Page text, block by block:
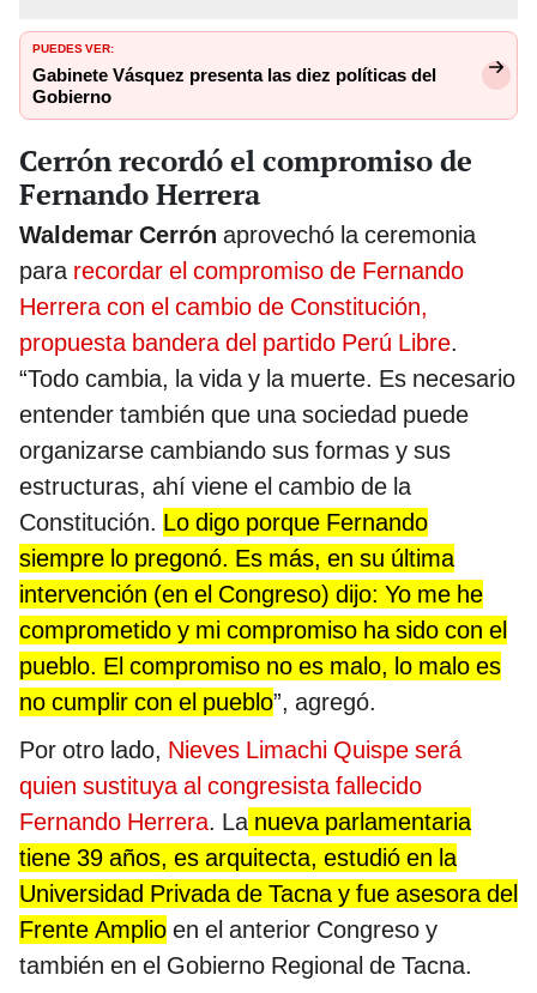
PUEDES VER:
Gabinete Vásquez presenta las diez políticas del
Gobierno
Cerrón recordó el compromiso de
Fernando Herrera
Waldemar Cerrón aprovechó la ceremonia
para recordar el compromiso de Fernando
Herrera con el cambio de Constitución,
propuesta bandera del partido Perú Libre.
“Todo cambia, la vida y la muerte. Es necesario
entender también que una sociedad puede
organizarse cambiando sus formas y sus
estructuras, ahí viene el cambio de la
Constitución. Lo digo porque Fernando
siempre lo pregonó. Es más, en su última
intervención (en el Congreso) dijo: Yo me he
comprometido y mi compromiso ha sido con el
pueblo. El compromiso no es malo, lo malo es
no cumplir con el pueblo”, agregó.
Por otro lado, Nieves Limachi Quispe será
quien sustituya al congresista fallecido
Fernando Herrera. La nueva parlamentaria
tiene 39 años, es arquitecta, estudió en la
Universidad Privada de Tacna y fue asesora del
Frente Amplio en el anterior Congreso y
también en el Gobierno Regional de Tacna.